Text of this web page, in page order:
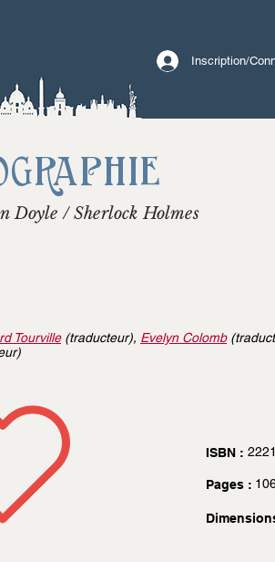
Inscription/
Doyle / Sherlock Holmes
Tourville(traducteur), Evelyn Colomb
ISBN :
Pages :